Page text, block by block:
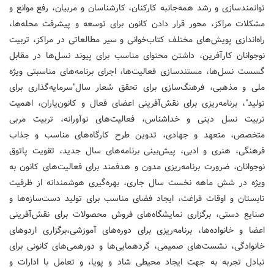
توانمندسازی و رشد همه‌جانبه کارکنان، کارشناسان و مربیان، رفع موانع و
مشکلات مراکز، محور قرار دادن کانون برای توسعه و پیشرفت محله‌ها،
راه‌اندازی پویش‌های مختلف کتاب‌خوانی و سیر مطالعاتی در مراکز، تربیت
نوجوانان کارآفرین، داشتن محتوای مناسب برای پیوند نسل‌ها در مقابل
گسست نسل‌ها، مستندسازی فعالیت‌ها، اجرای برنامه‌های مناسبتی ویژه
ملی و مذهبی، فرهنگ‌سازی برای تحقق شعار سال"سرمایه‌گذاری برای
تولید"، برنامه‌ریزی برای نقش‌آفرینی اعضای فعال و کانون‌یاران، اهمیت
تربیت نسل دینی و خداشناس، فعالیت‌های نوآورانه، تربیت مربی
متخصص، متعهد و جهادی، تدوین طرح کارگاه‌های مناسب و جذاب
فرهنگی، هنری و ادبی، پیش‌بینی برنامه‌های سال جدید، تقویت پاتوق
نوجوانان، ضرورت برنامه‌ریزی مدون و هدفمند برای فعالیت‌های کانون به
ویژه در شش ماهه نخست سال جاری، بهره‌گیری هوشمندانه از ظرفیت
تابستان و اوقات فراغت، ایجاد فضای مناسب برای تولید دست‌سازه‌ها و
صنایع دستی، برگزاری نمایشگاه‌های فروش محصولات برای نقش‌آفرینی
اعضا و خانواده‌ها، برنامه‌ریزی برای دوره‌های آموزشی،برگزاری اردوهای
خانوادگی، نشست‌های صمیمی، گردهمایی‌ها و دورهمی‌های کانونی برای
تبادل تجربه به جهت ایجاد محیطی شاد و پویا، و تعامل با ادارات و